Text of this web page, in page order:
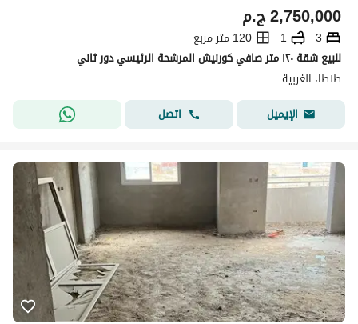
ج.م2,750,000
3
1
120 متر مربع
للبيع شقة ١٢٠ متر صافي كورنيش المرشحة الرئيسي دور ثاني
طنطا، الغربية
الإيميل
اتصل